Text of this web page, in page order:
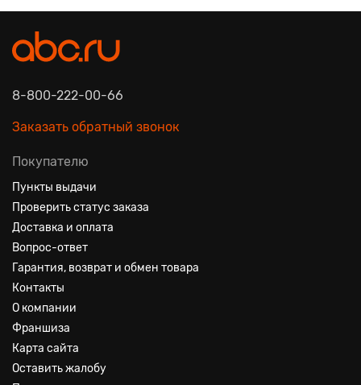
8-800-222-00-66
Заказать обратный звонок
Покупателю
Пункты выдачи
Проверить статус заказа
Доставка и оплата
Вопрос-ответ
Гарантия, возврат и обмен товара
Контакты
О компании
Франшиза
Карта сайта
Оставить жалобу